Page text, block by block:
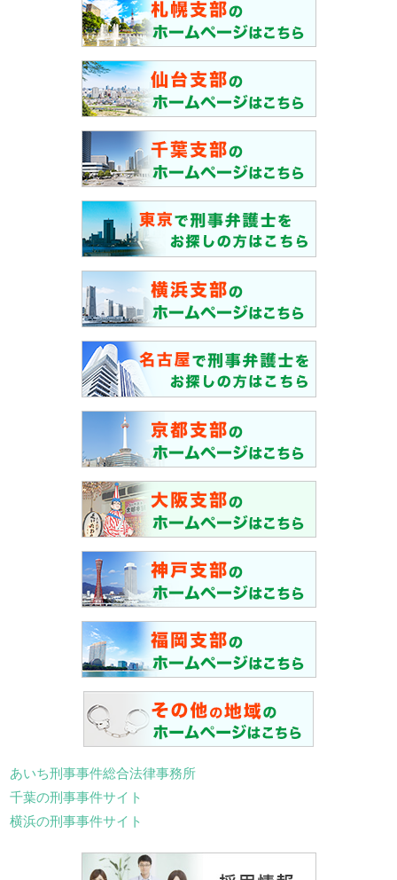
あいち刑事事件総合法律事務所
千葉の刑事事件サイト
横浜の刑事事件サイト